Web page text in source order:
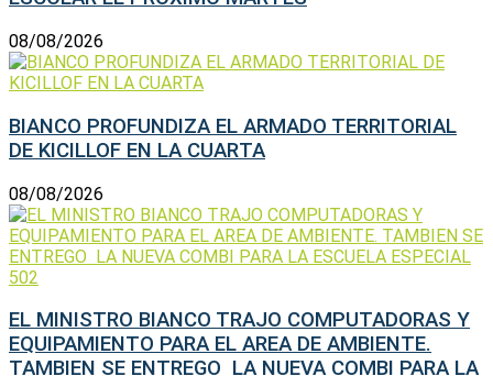
08/08/2026
BIANCO PROFUNDIZA EL ARMADO TERRITORIAL
DE KICILLOF EN LA CUARTA
08/08/2026
EL MINISTRO BIANCO TRAJO COMPUTADORAS Y
EQUIPAMIENTO PARA EL AREA DE AMBIENTE.
TAMBIEN SE ENTREGO LA NUEVA COMBI PARA LA